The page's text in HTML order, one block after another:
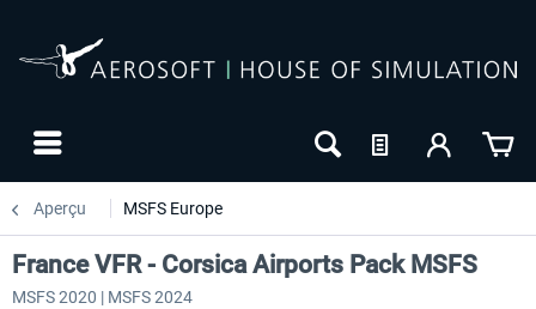
Aperçu MSFS Europe
France VFR - Corsica Airports Pack MSFS
MSFS 2020 | MSFS 2024